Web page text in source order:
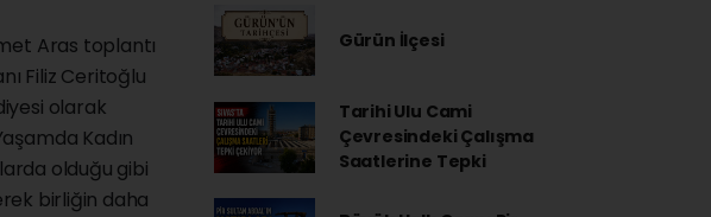
Aras toplantı
Filiz Ceritoğlu
olarak
Kadın
olduğu gibi
birliğin daha
Gürün İlçesi
Tarihi Ulu Cami
Çevresindeki Çalışma
Saatlerine Tepki